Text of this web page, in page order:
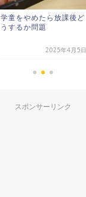
学童をやめたら放課後ど
うするか問題
2025年4月5日
スポンサーリンク